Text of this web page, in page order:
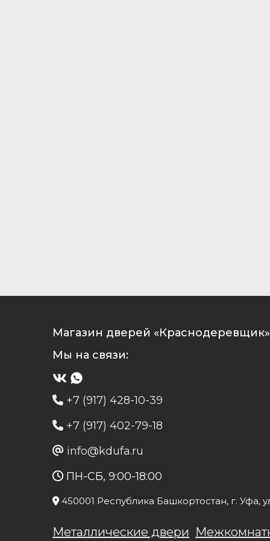
Магазин дверей
Мы на связи:
+7 (917) 428-10-39
+7 (917) 402-79-18
info@kdufa.ru
ПН-СБ, 9:00-18:00
450001 Республика Башкортостан, г. Уфа,
Металлические двери